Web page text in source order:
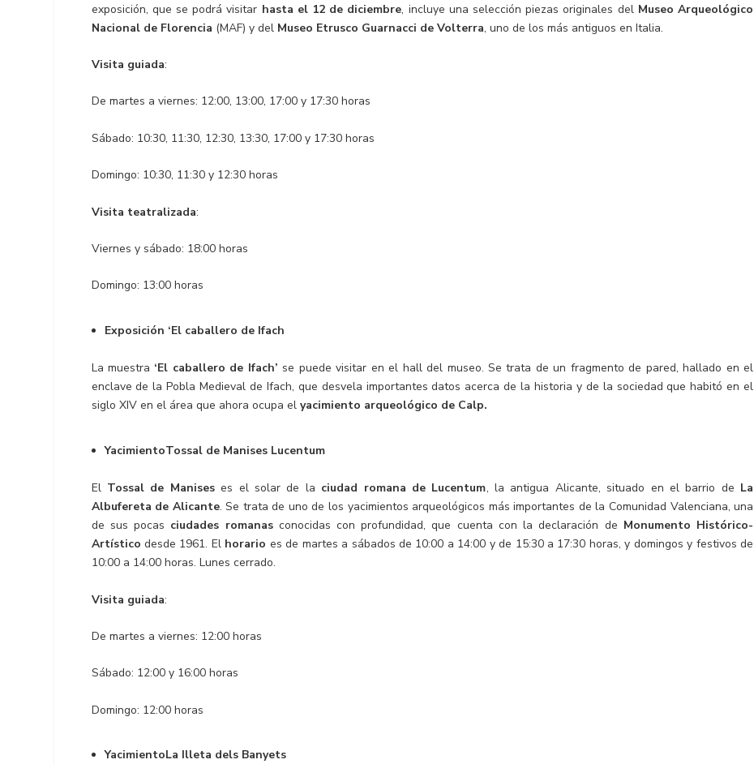
exposición, que se podrá visitar hasta el 12 de diciembre, incluye una selección piezas originales del Museo Arqueológico
Nacional de Florencia (MAF) y del Museo Etrusco Guarnacci de Volterra, uno de los más antiguos en Italia.
Visita guiada:
De martes a viernes: 12:00, 13:00, 17:00 y 17:30 horas
Sábado: 10:30, 11:30, 12:30, 13:30, 17:00 y 17:30 horas
Domingo: 10:30, 11:30 y 12:30 horas
Visita teatralizada:
Viernes y sábado: 18:00 horas
Domingo: 13:00 horas
Exposición ‘El caballero de Ifach
La muestra ‘El caballero de Ifach’ se puede visitar en el hall del museo. Se trata de un fragmento de pared, hallado en el
enclave de la Pobla Medieval de Ifach, que desvela importantes datos acerca de la historia y de la sociedad que habitó en el
siglo XIV en el área que ahora ocupa el yacimiento arqueológico de Calp.
YacimientoTossal de Manises Lucentum
El Tossal de Maniseses el solar de la ciudad romana de Lucentum, la antigua Alicante, situado en el barrio de La
Albufereta de Alicante. Se trata de uno de los yacimientos arqueológicos más importantes de la Comunidad Valenciana, una
de sus pocas ciudades romanasconocidas con profundidad, que cuenta con la declaración de Monumento Histórico-
Artístico desde 1961. El horario es de martes a sábados de 10:00 a 14:00 y de 15:30 a 17:30 horas, y domingos y festivos de
10:00 a 14:00 horas. Lunes cerrado.
Visita guiada:
De martes a viernes: 12:00 horas
Sábado: 12:00 y 16:00 horas
Domingo: 12:00 horas
YacimientoLa Illeta dels Banyets